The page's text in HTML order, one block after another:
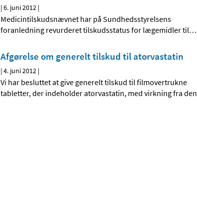
|6. juni 2012 |
Medicintilskudsnævnet har på Sundhedsstyrelsens
foranledning revurderet tilskudsstatus for lægemidler til…
Afgørelse om generelt tilskud til atorvastatin
|4. juni 2012 |
Vi har besluttet at give generelt tilskud til filmovertrukne
tabletter, der indeholder atorvastatin, med virkning fra den